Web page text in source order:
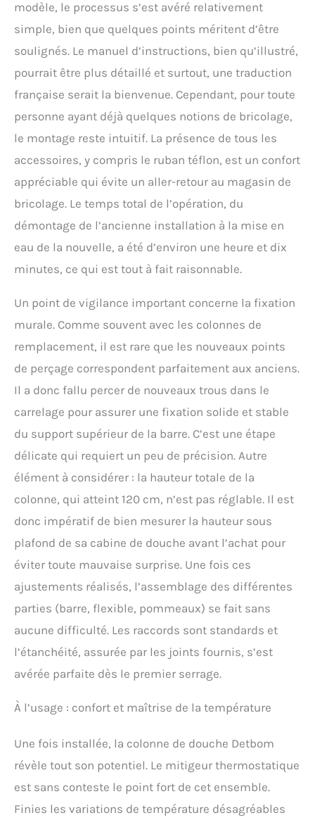
douchette mesure 150 cm.
Convient à toutes les
flexibilité, robustesse et
durabilité. 【Pression
0,05 MPa (0,5 bar) ~ 0,5
MPa (5 bar), 0,3 MPa (3
plus adaptée. [Débit]
Douche à effet pluie 12
L/min (3 bar).
【Instructions
d'installation】
Installation directe dans
les trous existants, aucun
perçage supplémentaire
thermostatique, assurez-
vous que l'arrivée d'eau
que l'arrivée d'eau froide
est à droite afin de
fonctionne du robinet.
【Kit de douche complet】
de douche à effet pluie,
une douchette, un
douche, un support de
douchette, un flexible de
douche et un kit
d'installation. Des
instructions d'installation
détaillées en plusieurs
langues sont également
incluses pour une
installation rapide.
modèle, le processus s’est avéré relativement
simple, bien que quelques points méritent d’être
soulignés. Le manuel d’instructions, bien qu’illustré,
pourrait être plus détaillé et surtout, une traduction
française serait la bienvenue. Cependant, pour toute
personne ayant déjà quelques notions de bricolage,
le montage reste intuitif. La présence de tous les
accessoires, y compris le ruban téflon, est un confort
appréciable qui évite un aller-retour au magasin de
bricolage. Le temps total de l’opération, du
démontage de l’ancienne installation à la mise en
eau de la nouvelle, a été d’environ une heure et dix
minutes, ce qui est tout à fait raisonnable.
Un point de vigilance important concerne la fixation
murale. Comme souvent avec les colonnes de
remplacement, il est rare que les nouveaux points
de perçage correspondent parfaitement aux anciens.
Il a donc fallu percer de nouveaux trous dans le
carrelage pour assurer une fixation solide et stable
du support supérieur de la barre. C’est une étape
délicate qui requiert un peu de précision. Autre
élément à considérer : la hauteur totale de la
colonne, qui atteint 120 cm, n’est pas réglable. Il est
donc impératif de bien mesurer la hauteur sous
plafond de sa cabine de douche avant l’achat pour
éviter toute mauvaise surprise. Une fois ces
ajustements réalisés, l’assemblage des différentes
parties (barre, flexible, pommeaux) se fait sans
aucune difficulté. Les raccords sont standards et
l’étanchéité, assurée par les joints fournis, s’est
avérée parfaite dès le premier serrage.
À l’usage : confort et maîtrise de la température
Une fois installée, la colonne de douche Detbom
révèle tout son potentiel. Le mitigeur thermostatique
est sans conteste le point fort de cet ensemble.
Finies les variations de température désagréables